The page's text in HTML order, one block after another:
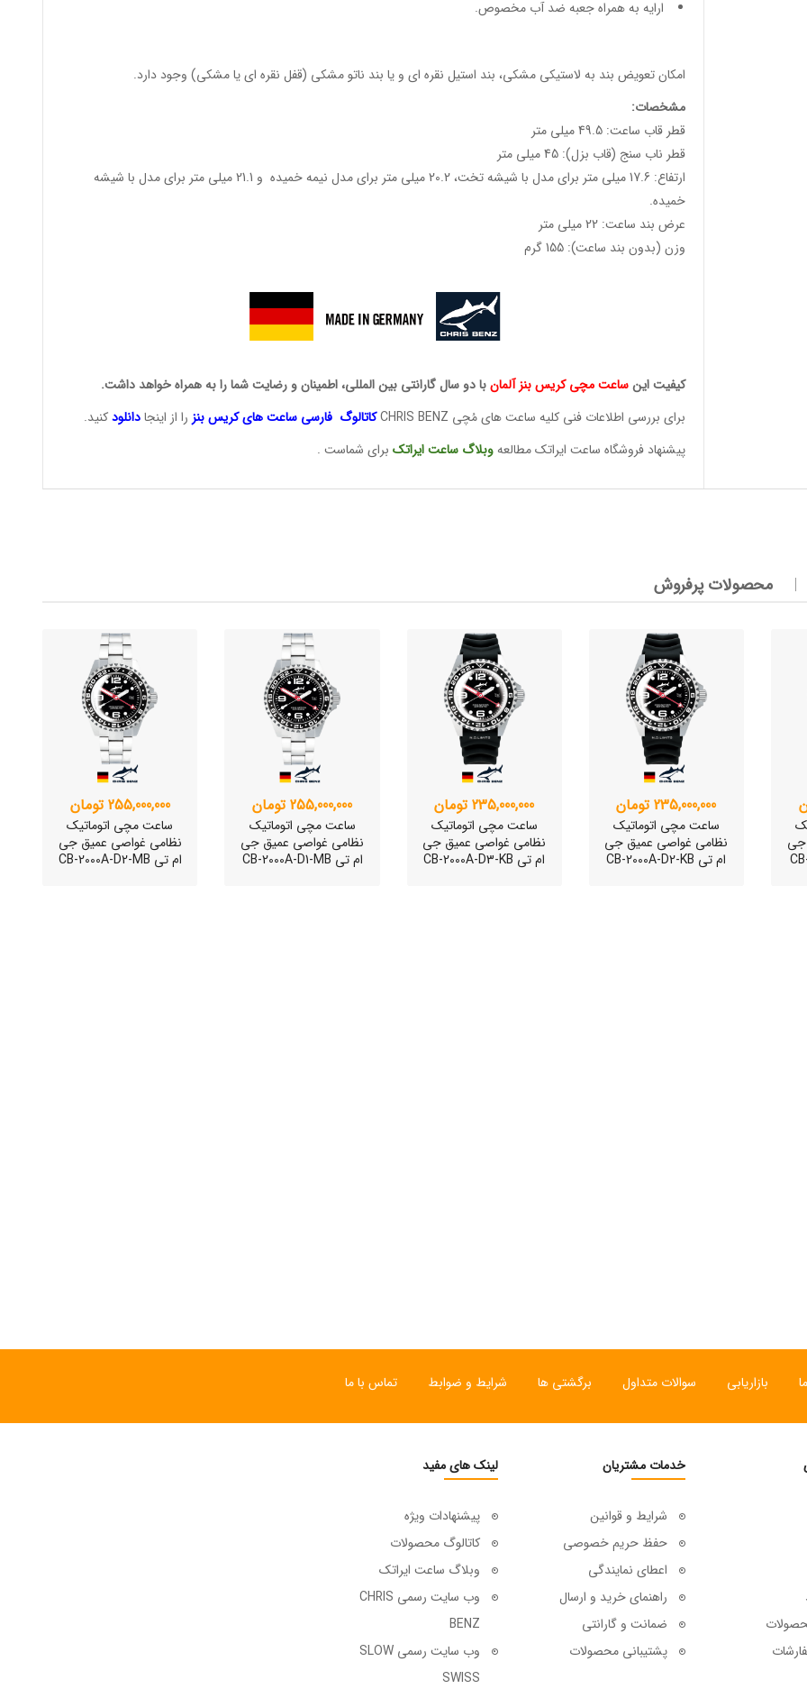
ارایه به همراه جعبه ضد آب مخصوص.
امکان تعویض بند به لاستیکی مشکی، بند استیل نقره ای و یا بند ناتو مشکی (قفل نقره ای یا مشکی) وجود دارد.
مشخصات:
قطر قاب ساعت: 49.5 میلی متر
قطر ناب سنج (قاب بزل): 45 میلی متر
ارتفاع: 17.6 میلی متر برای مدل با شیشه تخت، 20.2 میلی متر برای مدل نیمه خمیده و 21.1 میلی متر برای مدل با شیشه
خمیده.
عرض بند ساعت: 22 میلی متر
وزن (بدون بند ساعت): 155 گرم
کیفیت این ساعت مچی کریس بنز آلمانبا دو سال گارانتی بین المللی، اطمینان و رضایت شما را به همراه خواهد داشت.
برای بررسی اطلاعات فنی کلیه ساعت های مُچی CHRIS BENZ
کاتالوگ فارسی ساعت هایکریس بنز را از اینجا دانلودکنید.
پیشنهاد فروشگاه ساعت ایراتک مطالعه وبلاگ ساعت ایراتکبرای شماست .
محصولات پرفروش
جی
235,000,000 تومان
ساعت مچی اتوماتیک
نظامی غواصی عمیق جی
ام تی CB-2000A-D2-KB
235,000,000 تومان
ساعت مچی اتوماتیک
نظامی غواصی عمیق جی
ام تی CB-2000A-D3-KB
255,000,000 تومان
ساعت مچی اتوماتیک
نظامی غواصی عمیق جی
ام تی CB-2000A-D1-MB
255,000,000 تومان
ساعت مچی اتوماتیک
نظامی غواصی عمیق جی
ام تی CB-2000A-D2-MB
بازاریابی سوالات متداول برگشتی ها شرایط و ضوابط تماس با ما
خدمات مشتریان
شرایط و قوانین
حفظ حریم خصوصی
اعطای نمایندگی
راهنمای خرید و ارسال
ضمانت و گارانتی
پشتیبانی محصولات
لینک های مفید
پیشنهادات ویژه
کاتالوگ محصولات
وبلاگ ساعت ایراتک
وب سایت رسمی CHRIS
BENZ
وب سایت رسمی SLOW
SWISS